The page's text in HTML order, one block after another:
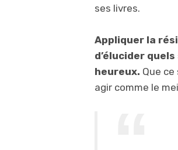
ses livres.
Appliquer la
d’élucider
heureux. Que
agir comme le